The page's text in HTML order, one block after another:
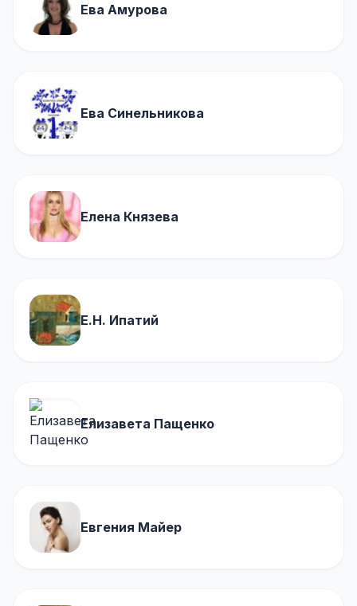
Ева Амурова
Ева Синельникова
Елена Князева
Е.Н. Ипатий
Елизавета Пащенко
Евгения Майер